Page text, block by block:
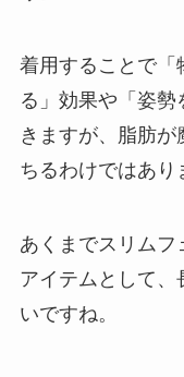
着用することで「
る」効果や「姿
きますが、脂肪
ちるわけではあり
あくまでスリムフ
アイテムとして、
いですね。